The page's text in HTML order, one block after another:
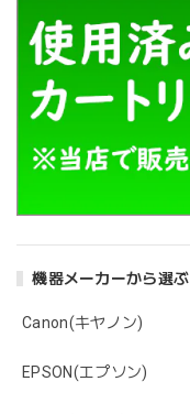
機器メーカーから選ぶ
Canon(キヤノン)
EPSON(エプソン)